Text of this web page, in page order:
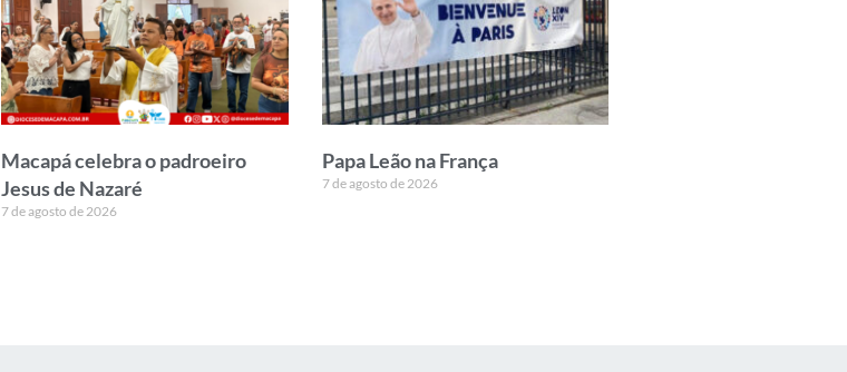
Macapá celebra o padroeiro
Jesus de Nazaré
7 de agosto de 2026
Papa Leão na França
7 de agosto de 2026